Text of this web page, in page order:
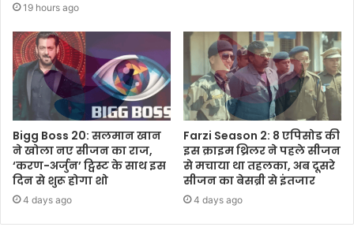
19 hours ago
Bigg Boss 20: सलमान खान
ने खोला नए सीजन का राज,
‘करण-अर्जुन’ ट्विस्ट के साथ इस
दिन से शुरू होगा शो
4 days ago
Farzi Season 2: 8 एपिसोड की
इस क्राइम थ्रिलर ने पहले सीजन
से मचाया था तहलका, अब दूसरे
सीजन का बेसब्री से इंतजार
4 days ago